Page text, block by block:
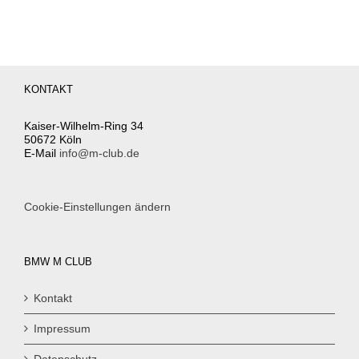
KONTAKT
Kaiser-Wilhelm-Ring 34
50672 Köln
E-Mail info@m-club.de
Cookie-Einstellungen ändern
BMW M CLUB
Kontakt
Impressum